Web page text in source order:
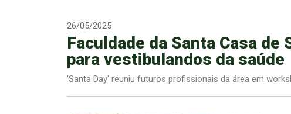
26/05/2025
Faculdade da Santa Casa
para vestibulandos da saúde
'Santa Day' reuniu futuros profissionais da área em